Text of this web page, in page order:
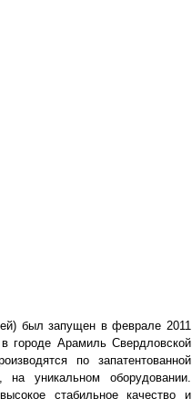
был запущен в феврале 2011
городе Арамиль Свердловской
по запатентованной
на уникальном оборудовании.
стабильное качество и